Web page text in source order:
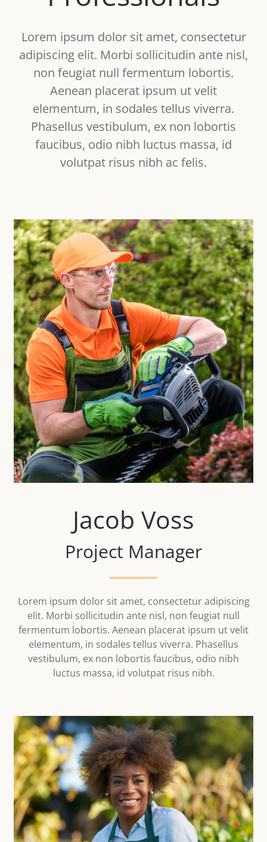
Lorem ipsum dolor sit amet, consectetur
adipiscing elit. Morbi sollicitudin ante nisl,
non feugiat null fermentum lobortis.
Aenean placerat ipsum ut velit
elementum, in sodales tellus viverra.
Phasellus vestibulum, ex non lobortis
faucibus, odio nibh luctus massa, id
volutpat risus nibh ac felis.
Jacob Voss
Project Manager
Lorem ipsum dolor sit amet, consectetur adipiscing
elit. Morbi sollicitudin ante nisl, non feugiat null
fermentum lobortis. Aenean placerat ipsum ut velit
elementum, in sodales tellus viverra. Phasellus
vestibulum, ex non lobortis faucibus, odio nibh
luctus massa, id volutpat risus nibh.